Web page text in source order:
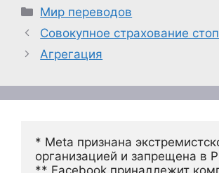
Рубрики
Мир переводов
Совокупное страхование
Агрегация
* Meta признана
организацией и запрещена в
** Facebook принадлежит